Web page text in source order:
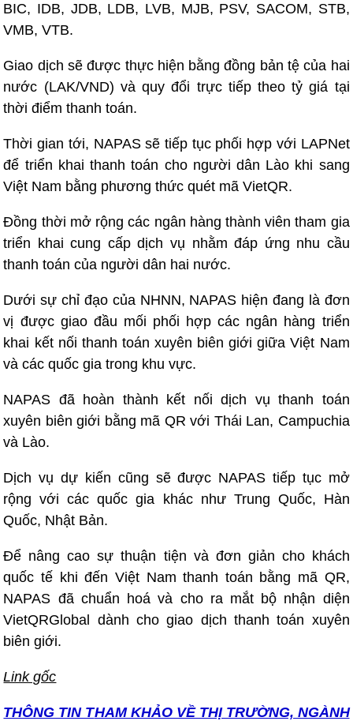
BIC, IDB, JDB, LDB, LVB, MJB, PSV, SACOM, STB,
VMB, VTB.
Giao dịch sẽ được thực hiện bằng đồng bản tệ của hai
nước (LAK/VND) và quy đổi trực tiếp theo tỷ giá tại
thời điểm thanh toán.
Thời gian tới, NAPAS sẽ tiếp tục phối hợp với LAPNet
để triển khai thanh toán cho người dân Lào khi sang
Việt Nam bằng phương thức quét mã VietQR.
Đồng thời mở rộng các ngân hàng thành viên tham gia
triển khai cung cấp dịch vụ nhằm đáp ứng nhu cầu
thanh toán của người dân hai nước.
Dưới sự chỉ đạo của NHNN, NAPAS hiện đang là đơn
vị được giao đầu mối phối hợp các ngân hàng triển
khai kết nối thanh toán xuyên biên giới giữa Việt Nam
và các quốc gia trong khu vực.
NAPAS đã hoàn thành kết nối dịch vụ thanh toán
xuyên biên giới bằng mã QR với Thái Lan, Campuchia
và Lào.
Dịch vụ dự kiến cũng sẽ được NAPAS tiếp tục mở
rộng với các quốc gia khác như Trung Quốc, Hàn
Quốc, Nhật Bản.
Để nâng cao sự thuận tiện và đơn giản cho khách
quốc tế khi đến Việt Nam thanh toán bằng mã QR,
NAPAS đã chuẩn hoá và cho ra mắt bộ nhận diện
VietQRGlobal dành cho giao dịch thanh toán xuyên
biên giới.
Link gốc
THÔNG TIN THAM KHẢO VỀ THỊ TRƯỜNG, NGÀNH